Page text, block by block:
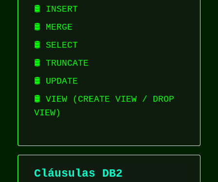
🛢️ INSERT
🛢️ MERGE
🛢️ SELECT
🛢️ TRUNCATE
🛢️ UPDATE
🛢️ VIEW (CREATE VIEW / DROP
VIEW)
Cláusulas DB2